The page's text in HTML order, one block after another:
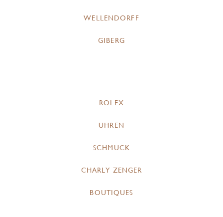
WELLENDORFF
GIBERG
ROLEX
UHREN
SCHMUCK
CHARLY ZENGER
BOUTIQUES